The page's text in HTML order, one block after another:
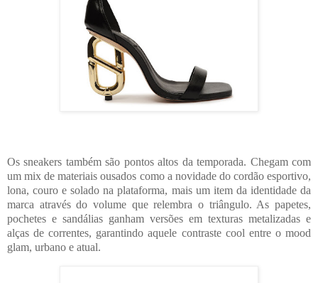
Os sneakers também são pontos altos da temporada. Chegam com
um mix de materiais ousados como a novidade do cordão esportivo,
lona, couro e solado na plataforma, mais um item da identidade da
marca através do volume que relembra o triângulo. As papetes,
pochetes e sandálias ganham versões em texturas metalizadas e
alças de correntes, garantindo aquele contraste cool entre o mood
glam, urbano e atual.